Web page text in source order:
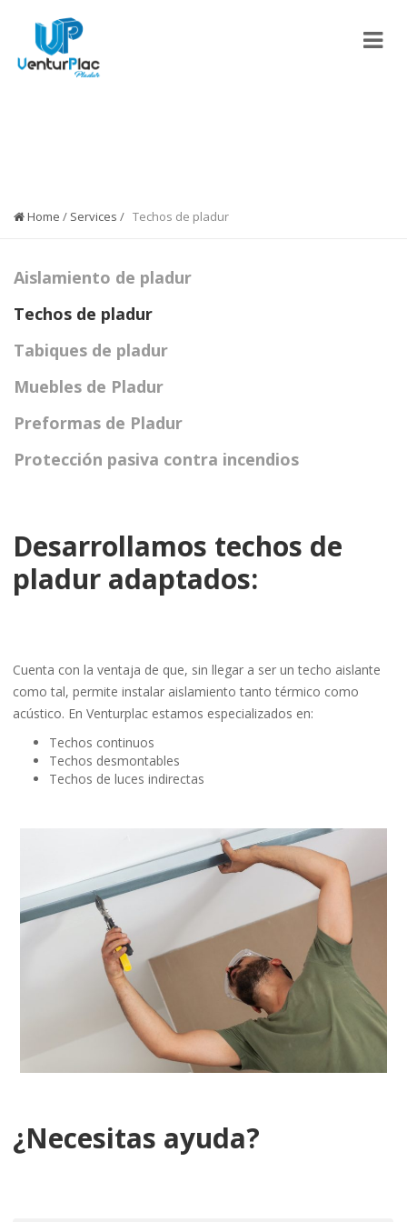
Home / Services / Techos de pladur
Aislamiento de pladur
Techos de pladur
Tabiques de pladur
Muebles de Pladur
Preformas de Pladur
Protección pasiva contra incendios
Desarrollamos techos de
pladur adaptados:
Cuenta con la ventaja de que, sin llegar a ser un techo aislante
como tal, permite instalar aislamiento tanto térmico como
acústico. En Venturplac estamos especializados en:
Techos continuos
Techos desmontables
Techos de luces indirectas
¿Necesitas ayuda?